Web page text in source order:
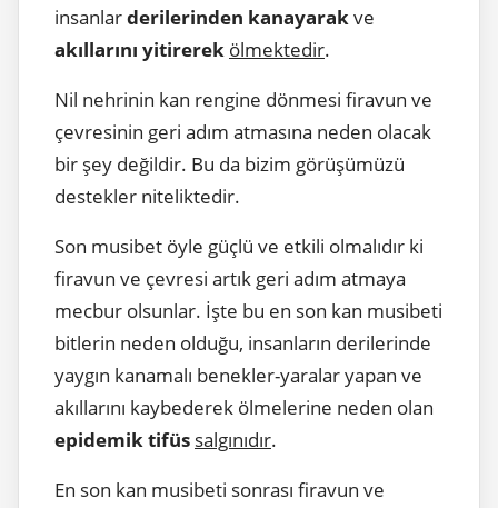
insanlarderilerinden kanayarakve
akıllarını yitirerek ölmektedir.
Nil nehrinin kan rengine dönmesi firavun ve
çevresinin geri adım atmasına neden olacak
bir şey değildir. Bu da bizim görüşümüzü
destekler niteliktedir.
Son musibet öyle güçlü ve etkili olmalıdır ki
firavun ve çevresi artık geri adım atmaya
mecbur olsunlar. İşte bu en son kan musibeti
bitlerin neden olduğu, insanların derilerinde
yaygın kanamalı benekler-yaralar yapan ve
akıllarını kaybederek ölmelerine neden olan
epidemik tifüs salgınıdır.
En son kan musibeti sonrası firavun ve